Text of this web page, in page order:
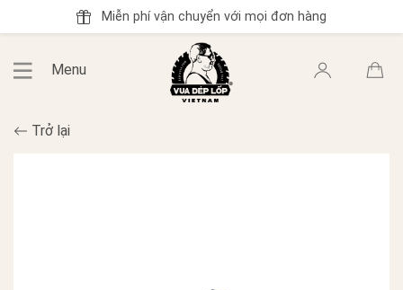
Miễn phí vận chuyển với mọi đơn hàng
Menu
Trở lại